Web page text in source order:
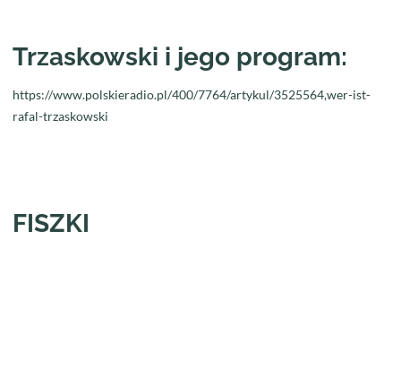
Trzaskowski i jego program:
https://www.polskieradio.pl/400/7764/artykul/3525564,wer-ist-
rafal-trzaskowski
FISZKI